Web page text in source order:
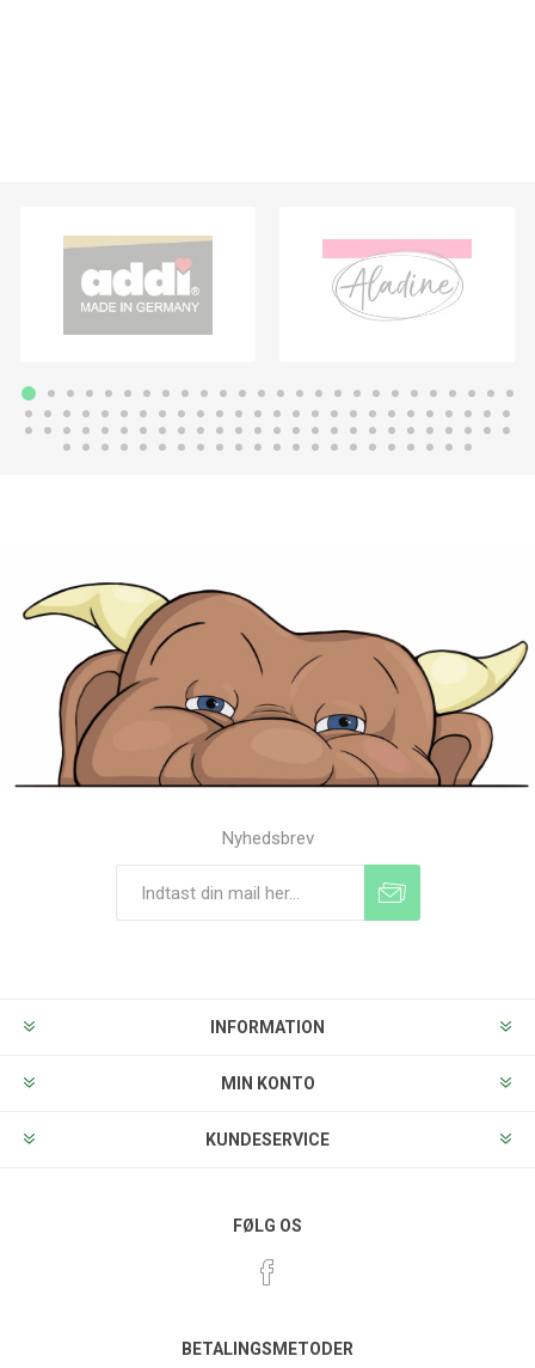
Nyhedsbrev
INFORMATION
MIN KONTO
KUNDESERVICE
FØLG OS
BETALINGSMETODER